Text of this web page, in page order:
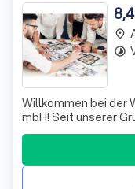
8,4
Willkommen bei der
mbH! Seit unserer
Dipl.-Ing. Wolfgang
kompetenter
etabliert. Unser
Entwurfs- und
place
timelapse